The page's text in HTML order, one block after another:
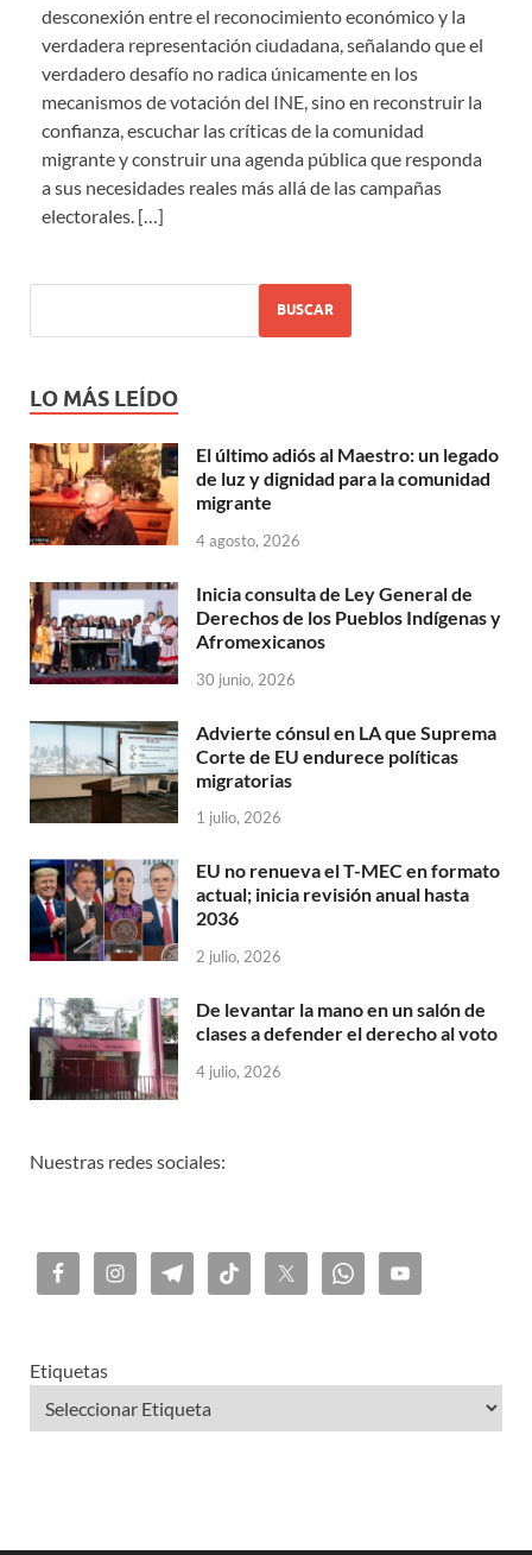
desconexión entre el reconocimiento económico y la
verdadera representación ciudadana, señalando que el
verdadero desafío no radica únicamente en los
mecanismos de votación del INE, sino en reconstruir la
confianza, escuchar las críticas de la comunidad
migrante y construir una agenda pública que responda
a sus necesidades reales más allá de las campañas
electorales. […]
BUSCAR
LO MÁS LEÍDO
El último adiós al Maestro: un legado
de luz y dignidad para la comunidad
migrante
4 agosto, 2026
Inicia consulta de Ley General de
Derechos de los Pueblos Indígenas y
Afromexicanos
30 junio, 2026
Advierte cónsul en LA que Suprema
Corte de EU endurece políticas
migratorias
1 julio, 2026
EU no renueva el T-MEC en formato
actual; inicia revisión anual hasta
2036
2 julio, 2026
De levantar la mano en un salón de
clases a defender el derecho al voto
4 julio, 2026
Nuestras redes sociales:
Etiquetas